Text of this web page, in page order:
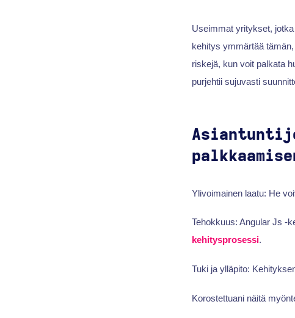
Useimmat yritykset,
kehitys ymmärtää
riskejä, kun voit palkata
purjehtii sujuvasti
Ylivoimainen laatu: He
Tehokkuus: Angular Js -
kehitysprosessi.
Tuki ja ylläpito:
Korostettuani näitä